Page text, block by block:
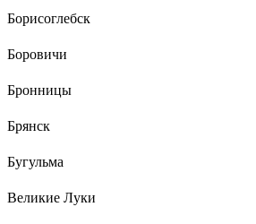
Борисоглебск
Боровичи
Бронницы
Брянск
Бугульма
Великие Луки